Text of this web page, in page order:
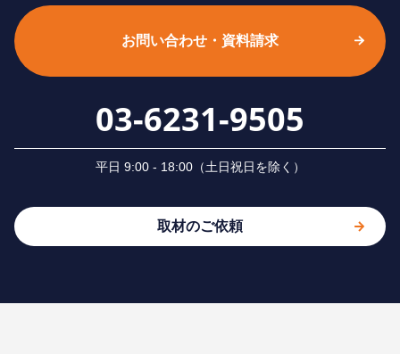
お問い合わせ・資料請求
03-6231-9505
平⽇ 9:00 - 18:00（⼟⽇祝⽇を除く）
取材のご依頼